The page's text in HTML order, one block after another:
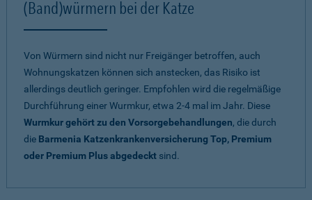
(Band)würmern bei der Katze
Von Würmern sind nicht nur Freigänger betroffen, auch
Wohnungskatzen können sich anstecken, das Risiko ist
allerdings deutlich geringer. Empfohlen wird die regelmäßige
Durchführung einer Wurmkur, etwa 2-4 mal im Jahr. Diese
Wurmkur gehört zu den Vorsorgebehandlungen, die durch
die Barmenia Katzenkrankenversicherung Top, Premium
oder Premium Plus abgedeckt sind.